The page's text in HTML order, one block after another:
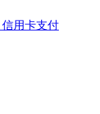
信用卡支付